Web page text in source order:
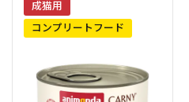
成猫用
コンプリートフード